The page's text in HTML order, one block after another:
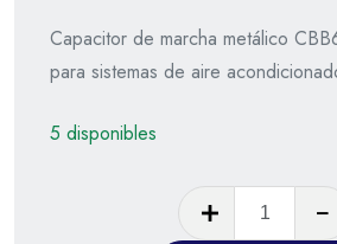
Capacitor de marcha metálico
para sistemas de aire
5 disponibles